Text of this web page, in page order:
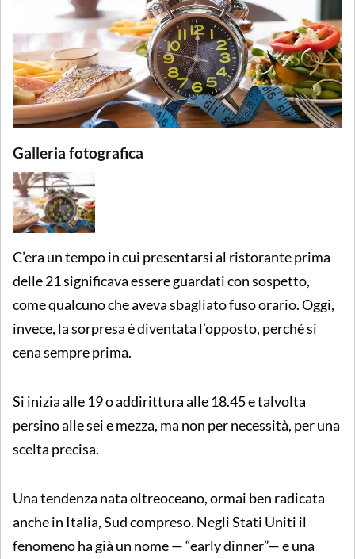
Galleria fotografica
C’era un tempo in cui presentarsi al ristorante prima
delle 21 significava essere guardati con sospetto,
come qualcuno che aveva sbagliato fuso orario. Oggi,
invece, la sorpresa è diventata l’opposto, perché si
cena sempre prima.
Si inizia alle 19 o addirittura alle 18.45 e talvolta
persino alle sei e mezza, ma non per necessità, per una
scelta precisa.
Una tendenza nata oltreoceano, ormai ben radicata
anche in Italia, Sud compreso. Negli Stati Uniti il
fenomeno ha già un nome — “early dinner”— e una